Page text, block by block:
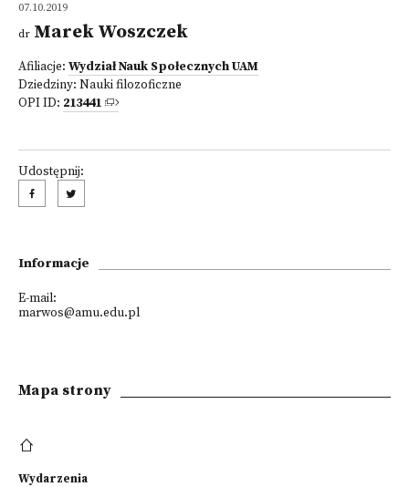
07.10.2019
dr Marek Woszczek
Afiliacje: Wydział Nauk Społecznych UAM
Dziedziny: Nauki filozoficzne
OPI ID: 213441
Udostępnij:
Informacje
E-mail:
marwos@amu.edu.pl
Mapa strony
Wydarzenia